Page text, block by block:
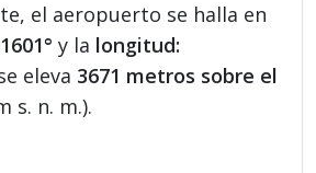
el aeropuerto se halla en
y la longitud:
eleva 3671 metros sobre el
s. n. m.).